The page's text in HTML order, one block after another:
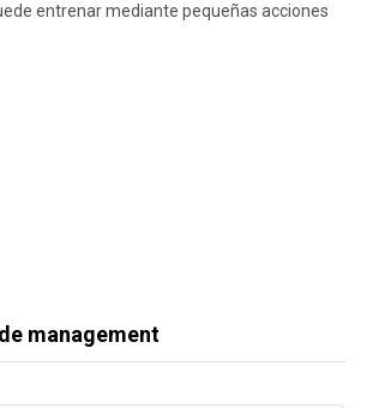
entrenar mediante pequeñas acciones
management